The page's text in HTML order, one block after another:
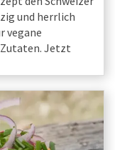
und herrlich
vegane
Jetzt